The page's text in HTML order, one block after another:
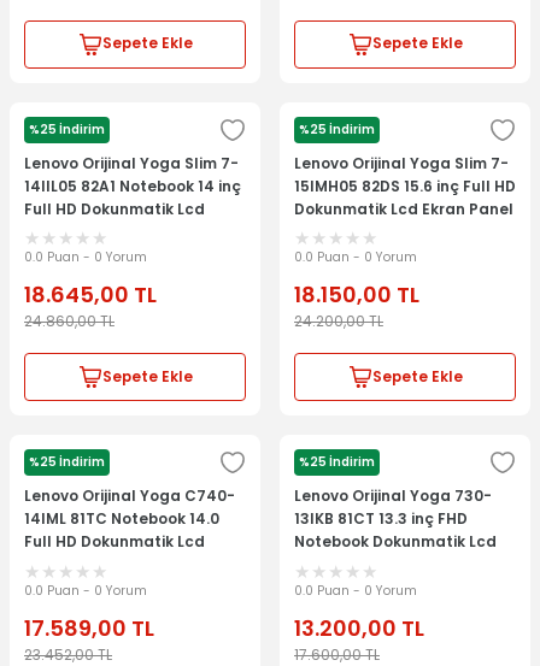
Sepete Ekle Sepete Ekle
%25 İndirim
LENOVO
Lenovo Orijinal Yoga Slim 7-
14IIL05 82A1 Notebook 14 inç
Full HD Dokunmatik Lcd
Ekran Panel
0.0 Puan - 0 Yorum
18.645,00 TL
24.860,00TL
Sepete Ekle
%25 İndirim
LENOVO
Lenovo Orijinal Yoga Slim 7-
15IMH05 82DS 15.6 inç Full HD
Dokunmatik Lcd Ekran Panel
0.0 Puan - 0 Yorum
18.150,00 TL
24.200,00TL
Sepete Ekle
%25 İndirim
LENOVO
Lenovo Orijinal Yoga C740-
14IML 81TC Notebook 14.0
Full HD Dokunmatik Lcd
Ekran Panel
0.0 Puan - 0 Yorum
17.589,00 TL
23.452,00TL
%25 İndirim
LENOVO
Lenovo Orijinal Yoga 730-
13IKB 81CT 13.3 inç FHD
Notebook Dokunmatik Lcd
Ekran Panel
0.0 Puan - 0 Yorum
13.200,00 TL
17.600,00TL